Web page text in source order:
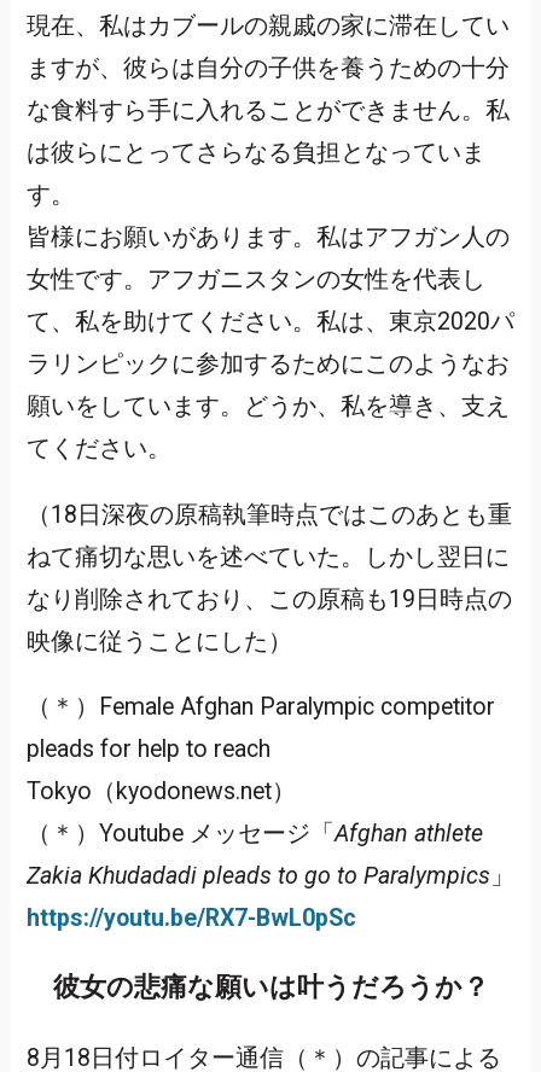
現在、私はカブールの親戚の家に滞在してい
ますが、彼らは自分の子供を養うための十分
な食料すら手に入れることができません。私
は彼らにとってさらなる負担となっていま
す。
皆様にお願いがあります。私はアフガン人の
女性です。アフガニスタンの女性を代表し
て、私を助けてください。私は、東京2020パ
ラリンピックに参加するためにこのようなお
願いをしています。どうか、私を導き、支え
てください。
（18日深夜の原稿執筆時点ではこのあとも重
ねて痛切な思いを述べていた。しかし翌日に
なり削除されており、この原稿も19日時点の
映像に従うことにした）
（＊）Female Afghan Paralympic competitor
pleads for help to reach
Tokyo（kyodonews.net）
（＊）Youtube メッセージ「Afghan athlete
Zakia Khudadadi pleads to go to Paralympics 」
https://youtu.be/RX7-BwL0pSc
彼女の悲痛な願いは叶うだろうか？
8月18日付ロイター通信（＊）の記事による